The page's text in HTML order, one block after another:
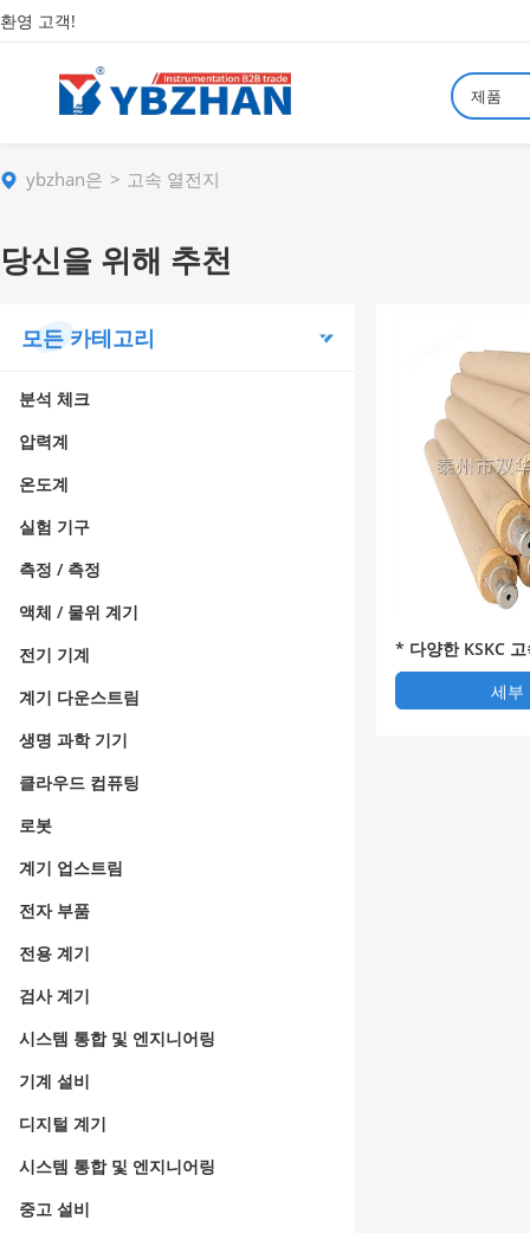
환영 고객!
제품
ybzhan은 고속 열전지
당신을 위해 추천
모든 카테고리
분석 체크
압력계
온도계
실험 기구
측정 / 측정
액체 / 물위 계기
전기 기계
계기 다운스트림
생명 과학 기기
클라우드 컴퓨팅
로봇
계기 업스트림
전자 부품
전용 계기
검사 계기
시스템 통합 및 엔지니어링
기계 설비
디지털 계기
시스템 통합 및 엔지니어링
중고 설비
* 다양한 KSKC
세부